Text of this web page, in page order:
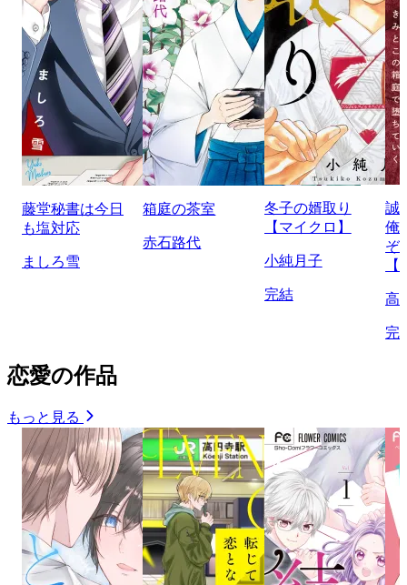
藤堂秘書は今日
も塩対応
ましろ雪
箱庭の茶室
赤石路代
冬子の婿取り
【マイクロ】
小純月子
完結
誠
俺
ぞ
高
完
恋愛の作品
もっと見る